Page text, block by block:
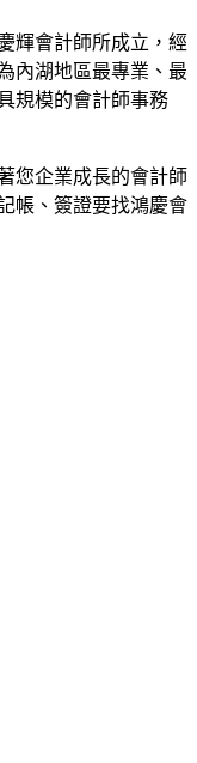
輝會計師所成立，經
內湖地區最專業、最
規模的會計師事務
您企業成長的會計師
帳、簽證要找鴻慶會